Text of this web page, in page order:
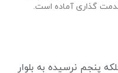
پنجم نرسیده به بلوار